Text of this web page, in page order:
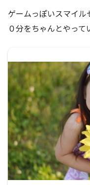
ゲームっぽいスマイル
０分をちゃんとやって